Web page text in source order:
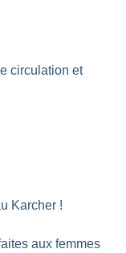
circulation et
Karcher !
aux femmes